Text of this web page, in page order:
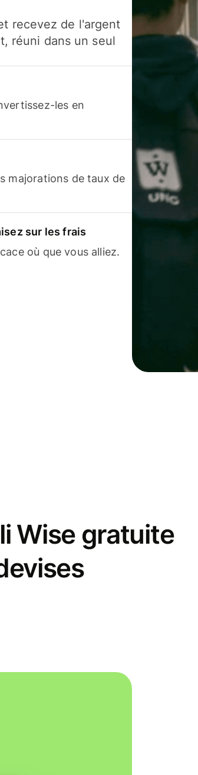
recevez de l'argent
réuni dans un seul
les en
majorations de taux de
sur les frais
où que vous alliez.
Wise gratuite